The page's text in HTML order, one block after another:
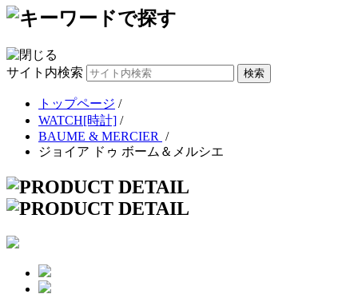
サイト内検索
トップページ /
WATCH[時計] /
BAUME & MERCIER /
ジョイア ドゥ ボーム＆メルシエ